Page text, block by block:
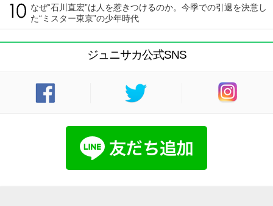
なぜ“石川直宏”は人を惹きつけるのか。今季での引退を決意し
た“ミスター東京”の少年時代
ジュニサカ公式SNS